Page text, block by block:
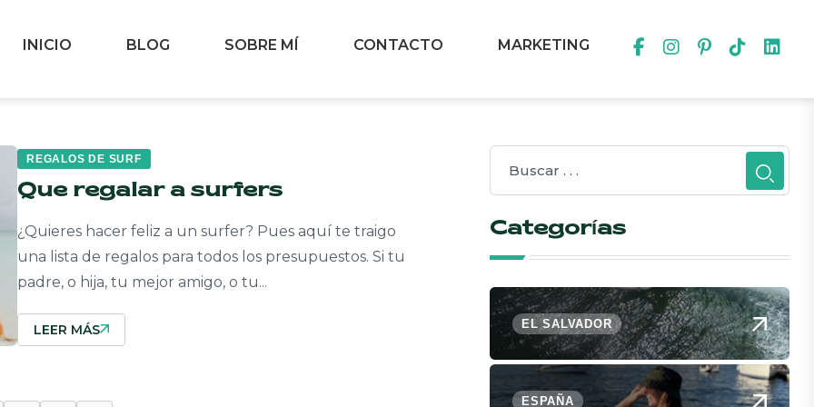
INICIO BLOG SOBRE MÍ CONTACTO MARKETING
REGALOS DE SURF
Que regalar a surfers
¿Quieres hacer feliz a un surfer? Pues aquí te traigo
una lista de regalos para todos los presupuestos. Si tu
padre, o hija, tu mejor amigo, o tu...
LEER MÁS
Categorías
EL SALVADOR
ESPAÑA